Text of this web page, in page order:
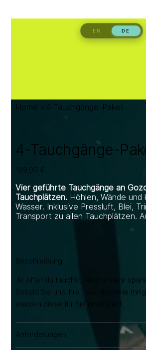
Home > 4-Tauchgänge-Paket
4-Tauchgänge-
Preis
169,00 €
Vier geführte Tauchgänge an
Tauchplätzen.Höhlen, Wände und
Wasser. Inklusive Pressluft, Blei,
Transport zu allen Tauchplätzen.
Beschreibung
Je öfter du tauchst, desto mehr
Sobald Sie uns Ihre Tauchtermine
werden diese für Sie reserviert.
Anforderungen